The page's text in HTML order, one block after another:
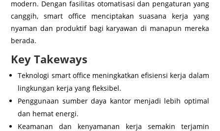
modern. Dengan fasilitas otomatisasi dan pengaturan yang
canggih, smart office menciptakan suasana kerja yang
nyaman dan produktif bagi karyawan di manapun mereka
berada.
Key Takeways
Teknologi smart office meningkatkan efisiensi kerja dalam
lingkungan kerja yang fleksibel.
Penggunaan sumber daya kantor menjadi lebih optimal
dan hemat energi.
Keamanan dan kenyamanan kerja semakin terjamin